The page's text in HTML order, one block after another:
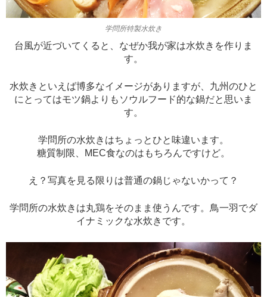
学問所特製水炊き
台風が近づいてくると、なぜか我が家は水炊きを作りま
す。
水炊きといえば博多なイメージがありますが、九州のひと
にとってはモツ鍋よりもソウルフード的な鍋だと思いま
す。
学問所の水炊きはちょっとひと味違います。
糖質制限、MEC食なのはもちろんですけど。
え？写真を見る限りは普通の鍋じゃないかって？
学問所の水炊きは丸鶏をそのまま使うんです。鳥一羽でダ
イナミックな水炊きです。